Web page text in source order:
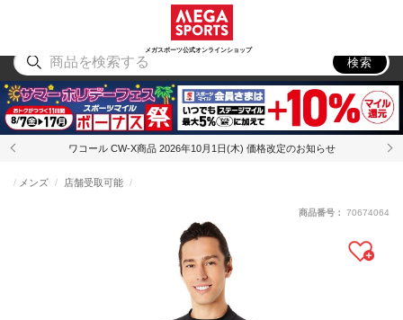
メガスポーツ公式オンラインショップ
アウトドア
検索
ワコール CW-X商品 2026年10月1日(木) 価格改定のお知らせ
メンズ 店舗受取可能
商品番号： 70674064